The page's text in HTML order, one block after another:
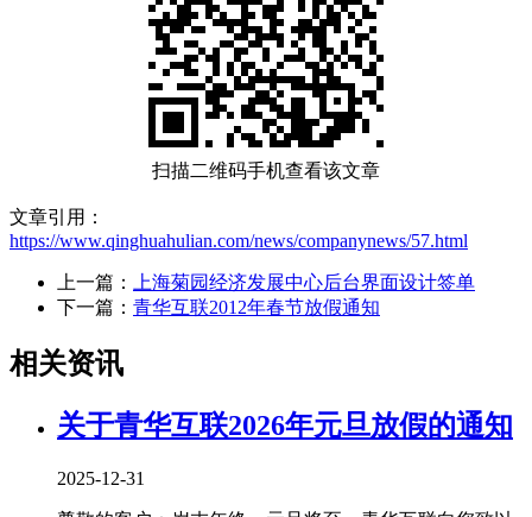
扫描二维码手机查看该文章
文章引用：
https://www.qinghuahulian.com/news/companynews/57.html
上一篇：
上海菊园经济发展中心后台界面设计签单
下一篇： 青华互联2012年春节放假通知
相关资讯
关于青华互联2026年元旦放假的通知
2025-12-31